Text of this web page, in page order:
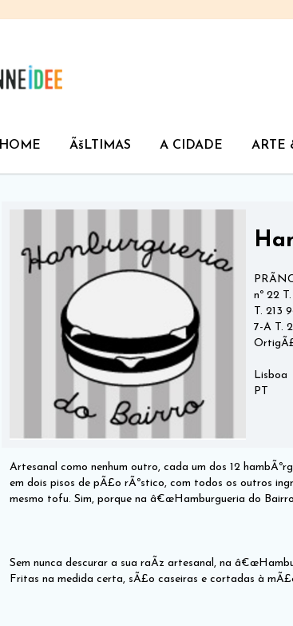
HOME ÃšLTIMAS A CIDADE ARTE
nº 22
T. 213
7-A T.
Lisboa
PT
Artesanal como nenhum outro, cada um dos 12
em dois pisos de pÃ£o rÃºstico, com todos os outros
mesmo tofu. Sim, porque na â€œHamburgueria do
Sem nunca descurar a sua raÃ­z artesanal, na
Fritas na medida certa, sÃ£o caseiras e cortadas à